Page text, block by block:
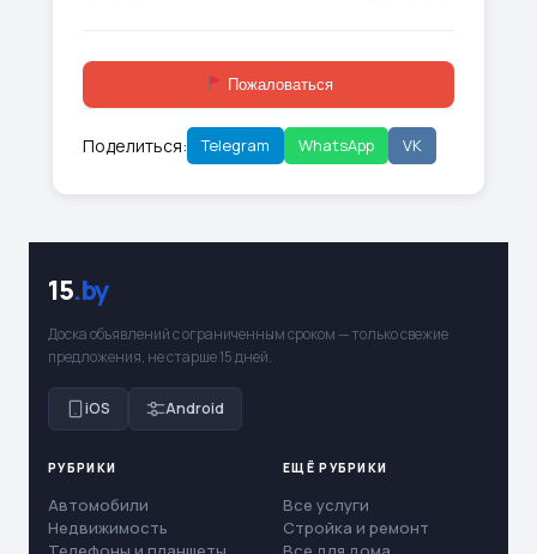
Пожаловаться
Поделиться: Telegram WhatsApp VK
15.by
Доска объявлений с ограниченным сроком — только свежие
предложения, не старше 15 дней.
iOS Android
РУБРИКИ
Автомобили
Недвижимость
ЕЩЁ РУБРИКИ
Все услуги
Стройка и ремонт